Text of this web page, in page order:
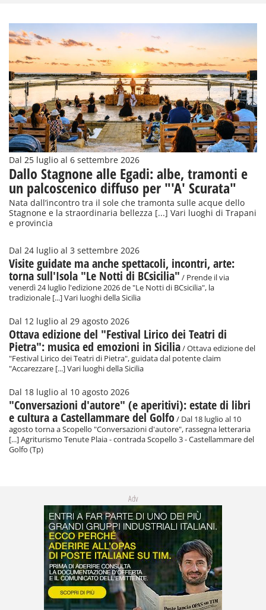
Dal 25 luglio al 6 settembre 2026
Dallo Stagnone alle Egadi: albe, tramonti e
un palcoscenico diffuso per "'A' Scurata"
Nata dall’incontro tra il sole che tramonta sulle acque dello
Stagnone e la straordinaria bellezza [...] Vari luoghi di Trapani
e provincia
Dal 24 luglio al 3 settembre 2026
Visite guidate ma anche spettacoli, incontri, arte:
torna sull'Isola "Le Notti di BCsicilia" / Prende il via
venerdì 24 luglio l'edizione 2026 de "Le Notti di BCsicilia", la
tradizionale [...] Vari luoghi della Sicilia
Dal 12 luglio al 29 agosto 2026
Ottava edizione del "Festival Lirico dei Teatri di
Pietra": musica ed emozioni in Sicilia/ Ottava edizione del
"Festival Lirico dei Teatri di Pietra", guidata dal potente claim
"Accarezzare [...] Vari luoghi della Sicilia
Dal 18 luglio al 10 agosto 2026
"Conversazioni d'autore" (e aperitivi): estate di libri
e cultura a Castellammare del Golfo/ Dal 18 luglio al 10
agosto torna a Scopello "Conversazioni d'autore", rassegna letteraria
[...] Agriturismo Tenute Plaia - contrada Scopello 3 - Castellammare del
Golfo (Tp)
Adv